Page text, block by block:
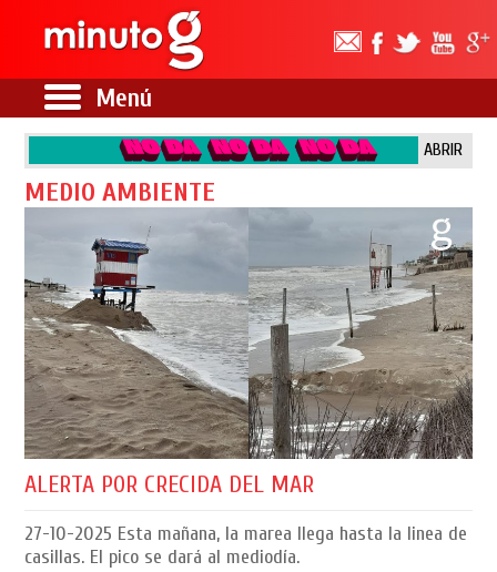
Menú
ABRIR
MEDIO AMBIENTE
ALERTA POR CRECIDA DEL MAR
27-10-2025 Esta mañana, la marea llega hasta la linea de
casillas. El pico se dará al mediodía.